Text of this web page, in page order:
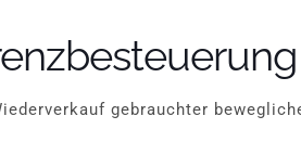
gebrauchter